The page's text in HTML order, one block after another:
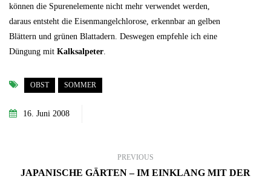
können die Spurenelemente nicht mehr verwendet werden,
daraus entsteht die Eisenmangelchlorose, erkennbar an gelben
Blättern und grünen Blattadern. Deswegen empfehle ich eine
Düngung mit Kalksalpeter.
OBST SOMMER
16. Juni 2008
PREVIOUS
JAPANISCHE GÄRTEN – IM EINKLANG MIT DER